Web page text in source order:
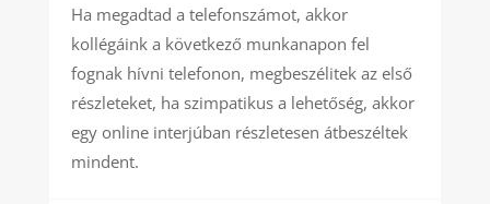
Ha megadtad a telefonszámot, akkor
kollégáink a következő munkanapon fel
fognak hívni telefonon, megbeszélitek az első
részleteket, ha szimpatikus a lehetőség, akkor
egy online interjúban részletesen átbeszéltek
mindent.